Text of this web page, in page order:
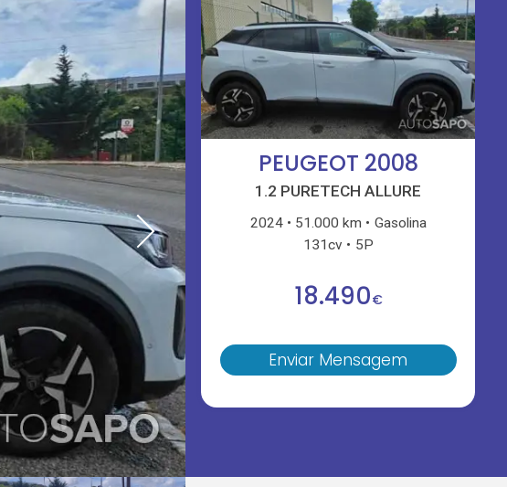
PEUGEOT 2008
1.2 PURETECH ALLURE
2024 51.000 km
Gasolina
131cv
5P
18.490€
Enviar Mensagem